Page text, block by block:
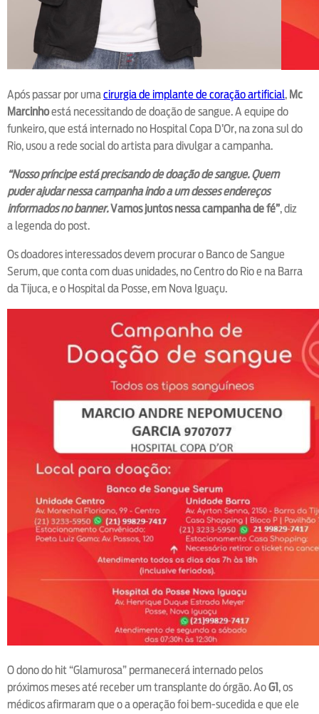
Após passar por umacirurgia de implante de coração artificial, Mc
Marcinhoestá necessitando de doação de sangue. A equipe do
funkeiro, que está internado no Hospital Copa D’Or, na zona sul do
Rio, usou a rede social do artista para divulgar a campanha.
“Nosso príncipe está precisando de doação de sangue. Quem
puder ajudar nessa campanha indo a um desses endereços
informados no banner.Vamos juntos nessa campanha de fé”, diz
a legenda do post.
Os doadores interessados devem procurar o Banco de Sangue
Serum, que conta com duas unidades, no Centro do Rio e na Barra
da Tijuca, e o Hospital da Posse, em Nova Iguaçu.
O dono do hit “Glamurosa” permanecerá internado pelos
próximos meses até receber um transplante do órgão. AoG1, os
médicos afirmaram que o a operação foi bem-sucedida e que ele